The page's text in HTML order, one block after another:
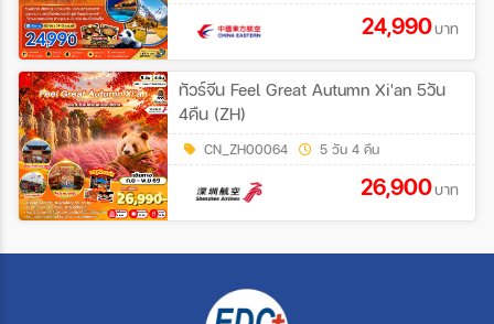
24,990บาท
ทัวร์จีน Feel Great Autumn Xi'an 5วัน
4คืน (ZH)
CN_ZH00064 5 วัน 4 คืน
26,900บาท